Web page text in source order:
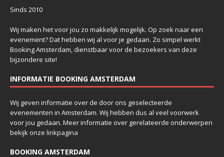
Sinds 2010
Wij maken het voor jou zo makkelijk mogelijk. Op zoek naar een
evenement? Dat hebben wij al voor je gedaan. Zo simpel werkt
Booking Amsterdam, dienstbaar voor de bezoekers van deze
bijzondere site!
INFORMATIE BOOKING AMSTERDAM
Wij geven informatie over de door ons geselecteerde
evenementen in Amsterdam. Wij hebben dus al veel voorwerk
voor jou gedaan. Meer informatie over gerelateerde onderwerpen
bekijk onze linkpagina
BOOKING AMSTERDAM